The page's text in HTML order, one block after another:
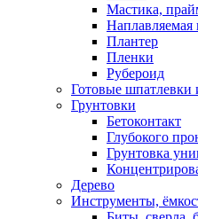
Мастика,
Наплавляемая
Плантер
Пленки
Рубероид
Готовые шпатлевки
Грунтовки
Бетоконтакт
Глубокого
Грунтовка
Дерево
Инструменты,